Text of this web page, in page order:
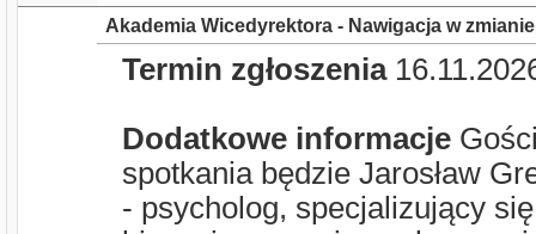
Akademia Wicedyrektora - Nawigacja w
Termin zgłoszenia
Dodatkowe informacje
spotkania będzie Jarosław
- psycholog, specjalizujący